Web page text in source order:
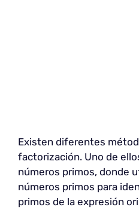
Existen diferentes
factorización. Uno de
números primos, donde
números primos para
primos de la expresión